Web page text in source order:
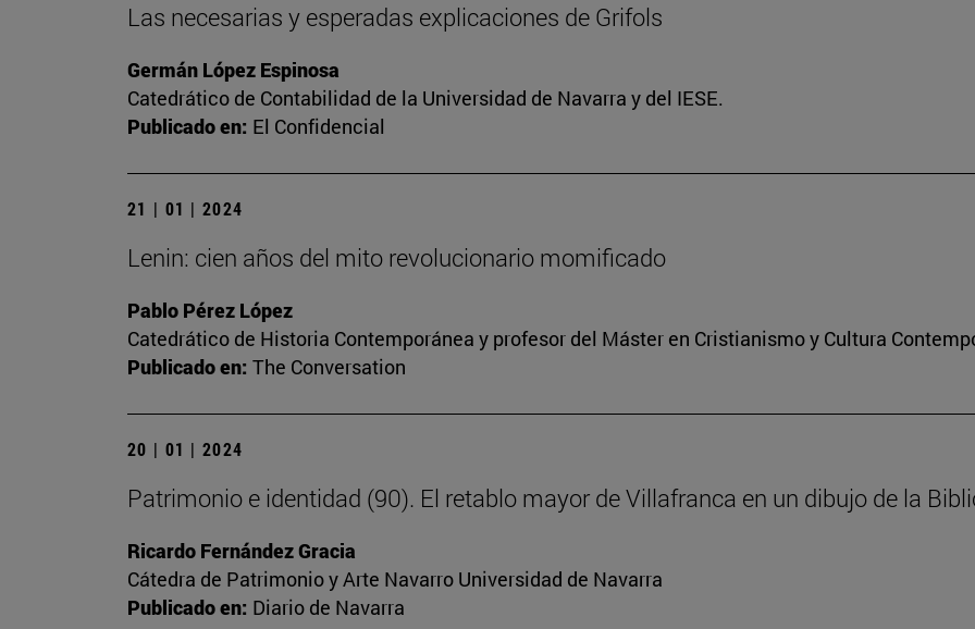
Las necesarias y esperadas explicaciones de Grifols
Germán López Espinosa
Catedrático de Contabilidad de la Universidad de Navarra y del IESE.
Publicado en: El Confidencial
21 | 01 | 2024
Lenin: cien años del mito revolucionario momificado
Pablo Pérez López
Catedrático de Historia Contemporánea y profesor del Máster en Cristianismo y Cultura
Publicado en: The Conversation
20 | 01 | 2024
Patrimonio e identidad (90). El retablo mayor de Villafranca en un dibujo de la
Ricardo Fernández Gracia
Cátedra de Patrimonio y Arte Navarro Universidad de Navarra
Publicado en: Diario de Navarra